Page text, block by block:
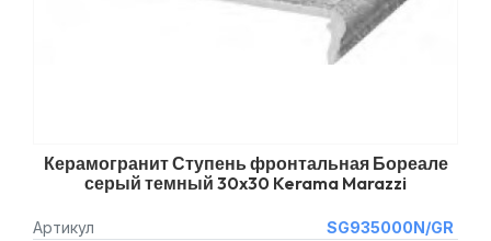
Керамогранит Ступень фронтальная Бореале
серый темный 30x30 Kerama Marazzi
Артикул
SG935000N/GR